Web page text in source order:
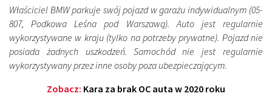
Właściciel BMW parkuje swój pojazd w garażu indywidualnym (05-
807, Podkowa Leśna pod Warszawą). Auto jest regularnie
wykorzystywane w kraju (tylko na potrzeby prywatne). Pojazd nie
posiada żadnych uszkodzeń. Samochód nie jest regularnie
wykorzystywany przez inne osoby poza ubezpieczającym.
Zobacz: Kara za brak OC auta w 2020 roku